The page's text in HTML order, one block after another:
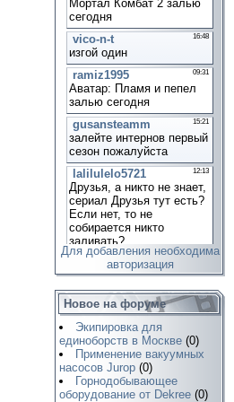
Для добавления необходима
авторизация
Новое на форуме
Экипировка для
единоборств в Москве (0)
Применение вакуумных
насосов Jurop (0)
Горнодобывающее
оборудование от Dekree (0)